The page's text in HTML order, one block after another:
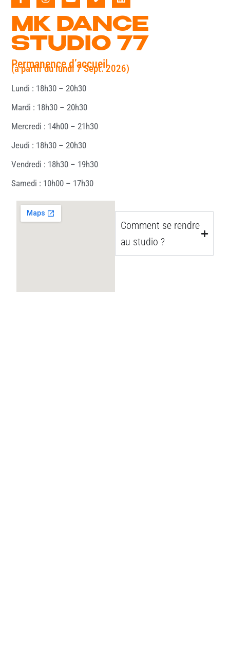
MK DANCE
STUDIO 77
Permanence d’accueil
(à partir du lundi 7 Sept. 2026)
Lundi : 18h30 – 20h30
Mardi : 18h30 – 20h30
Mercredi : 14h00 – 21h30
Jeudi : 18h30 – 20h30
Vendredi : 18h30 – 19h30
Samedi : 10h00 – 17h30
Comment se rendre
au studio ?